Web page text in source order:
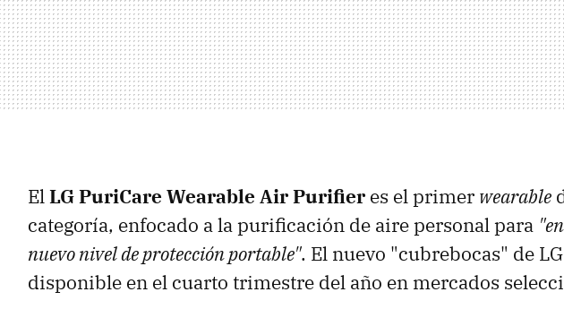
ElLG PuriCare Wearable Air Purifier es el primer wearable
categoría, enfocado a la purificación de aire personal para
nuevo nivel de protección portable". El nuevo "cubrebocas" de
disponible en el cuarto trimestre del año en mercados